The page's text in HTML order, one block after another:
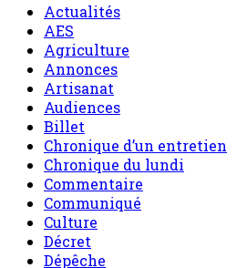
Actualités
AES
Agriculture
Annonces
Artisanat
Audiences
Billet
Chronique d’un entretien
Chronique du lundi
Commentaire
Communiqué
Culture
Décret
Dépêche